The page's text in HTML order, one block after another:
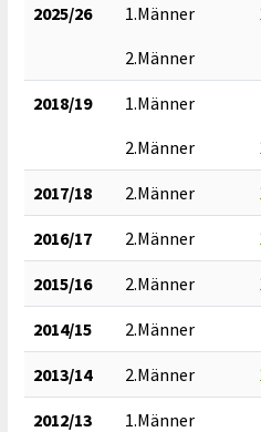
2025/26 1.Männer
2.Männer
2018/19 1.Männer
2.Männer
2017/18 2.Männer
2016/17 2.Männer
2015/16 2.Männer
2014/15 2.Männer
2013/14 2.Männer
2012/13 1.Männer